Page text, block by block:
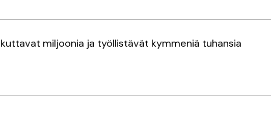
miljoonia ja työllistävät kymmeniä tuhansia